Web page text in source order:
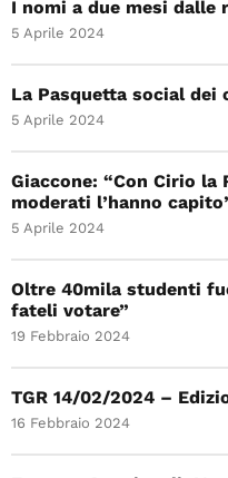
I nomi a due mesi dalle
5 Aprile 2024
La Pasquetta social dei
5 Aprile 2024
Giaccone: “Con Cirio la
moderati l’hanno
5 Aprile 2024
Oltre 40mila studenti
fateli votare”
19 Febbraio 2024
TGR 14/02/2024 –
16 Febbraio 2024